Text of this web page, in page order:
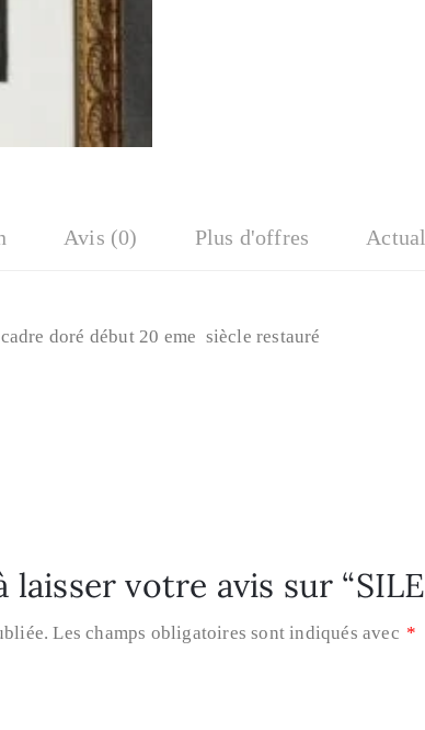
Avis (0) Plus d'offres
doré début 20 eme siècle restauré
votre avis sur
Les champs obligatoires sont indiqués avec *